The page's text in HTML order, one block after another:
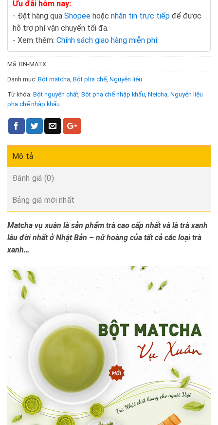
Ưu đãi hôm nay:
- Đặt hàng qua Shopee hoặc nhắn tin trực tiếp để được
hỗ trợ phí vận chuyển tối đa.
- Xem thêm: Chính sách giao hàng miễn phí.
Mã: BN-MATX
Danh mục: Bột matcha, Bột pha chế, Nguyên liệu
Từ khóa: Bột nguyên chất, Bột pha chế nhập khẩu, Neicha, Nguyên liệu
pha chế nhập khẩu
Mô tả
Đánh giá (0)
Bảng giá mới nhất
Matcha vụ xuân là sản phẩm trà cao cấp nhất và là trà xanh
lâu đời nhất ở Nhật Bản – nữ hoàng của tất cả các loại trà
xanh…